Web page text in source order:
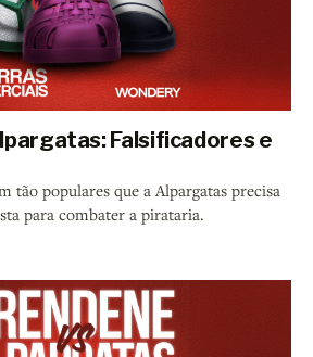
Falsificadores e
tão populares que a Alpargatas precisa
para combater a pirataria.